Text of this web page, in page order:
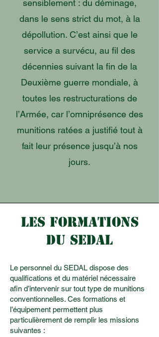
sensiblement : du déminage,
dans le sens strict du mot, à la
dépollution. C’est ainsi que le
service a survécu, au fil des
décennies suivant la fin de la
Deuxième guerre mondiale, à
toutes les restructurations de
l’Armée, car l’omniprésence des
munitions ratées a justifié tout à
fait leur présence jusqu’à nos
jours.
LES FORMATIONS
DU SEDAL
Le personnel du SEDAL dispose des
qualifications et du matériel nécessaire
afin d’intervenir sur tout type de munitions
conventionnelles. Ces formations et
l’équipement permettent plus
particulièrement de remplir les missions
suivantes :